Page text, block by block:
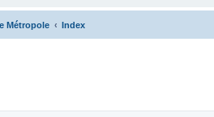
Métropole Index